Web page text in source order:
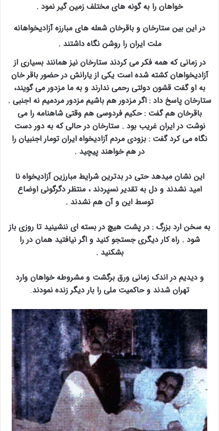
خواهان را به گونه های مختلف زمین گیر نمود .
در این بین ستارخان و باقرخان شعله های مبارزه آزادیخواهانه
ملت ایران را روشن نگاه داشتند .
در زمانی که همه فکر می کردند ستارخان نیز همانند بسیاری از
آزادیخواهان کشته شده است یکی از یارانش در حضور باقر خان
به او گفت قشون دولتی رحمی ندارند و به ما مزدور می گویند،
ستارخان پاسخ داد : اگر مزدور هم باشیم مزدور مردمیم نه اجنبی .
باقرخان هم گفت : حکیم فردوسی هم وقتی شاهنامه را می
نوشت در ایران غریب بود . ستارخان در حالی که به دور دست
نگاه می کرد گفت : بزودی مردم آزادیخواه ایران تومار اجنبیان را
در هم خواهند پیچید .
این نشان میدهد حتی در بدترین شرایط مبارزین آزادیخواه نا
امید نشدند و دل به تقدیر نسپردند ، منتظر دگرگونی اوضاع
توسط این و آن هم نشدند .
به سخن ارد بزرگ : در پشت هیچ در بسته ای ننشینید تا روزی باز
شود . راه کار دیگری جستجو کنید و اگر نیافتید همان در را
بشکنید .
و دیدیم در اندک زمانی ورق برگشت و مشروطه خواهان وارد
تهران شدند و حاکمیت ملی را بار دیگر زنده نمودند.